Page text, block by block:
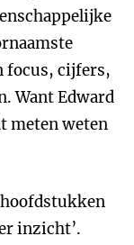
focus, cijfers,
Want Edward
meten weten
hoofdstukken
inzicht’.